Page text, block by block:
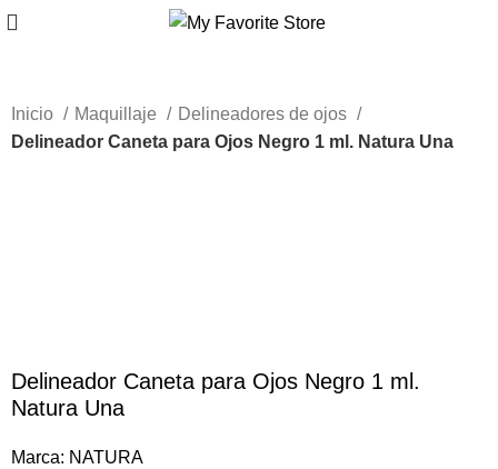
Inicio Maquillaje
Delineadores de ojos
Delineador Caneta para Ojos Negro 1 ml. Natura Una
Delineador Caneta para Ojos Negro 1 ml.
Natura Una
Marca: NATURA